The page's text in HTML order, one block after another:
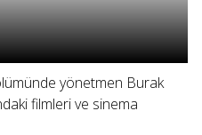
yönetmen Burak
filmleri ve sinema